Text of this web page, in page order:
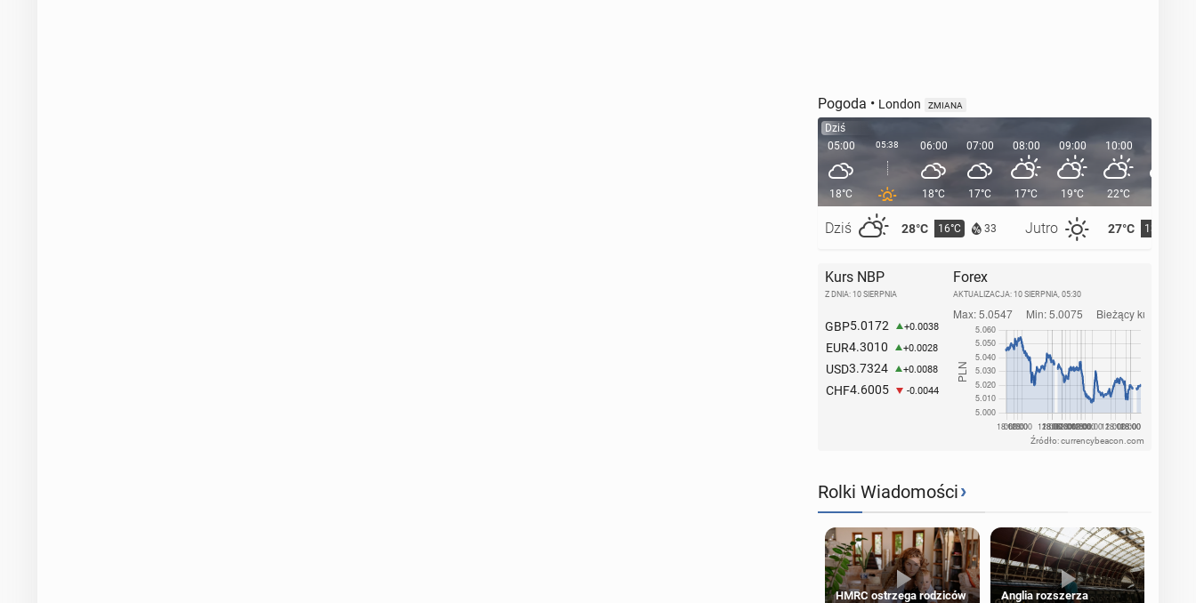
Pogoda • London ZMIANA
Dziś
05:00
18°C
Dziś 28°C 16°C 33 Jutro 27°C 13°C
05:38 06:00
18°C
07:00
17°C
08:00
17°C
09:00
19°C
10:00
22°C
Kurs NBP
Z DNIA: 10 SIERPNIA
GBP5.0172 +0.0038
EUR4.3010 +0.0028
USD3.7324 +0.0088
CHF4.6005 -0.0044
Forex
AKTUALIZACJA: 10 SIERPNIA, 05:30
Źródło: currencybeacon.com
Rolki Wiadomości›
HMRC ostrzega rodziców
Anglia rozszerza